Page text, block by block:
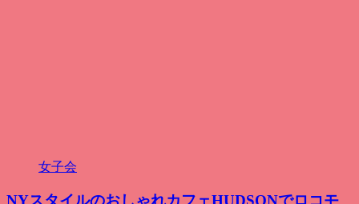
女子会